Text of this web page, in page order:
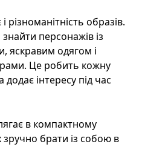
різноманітність образів.
персонажів із
яскравим одягом і
Це робить кожну
інтересу під час
в компактному
зручно брати із собою в